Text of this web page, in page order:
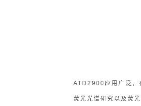
ATD2900应用广泛，
荧光光谱研究以及荧